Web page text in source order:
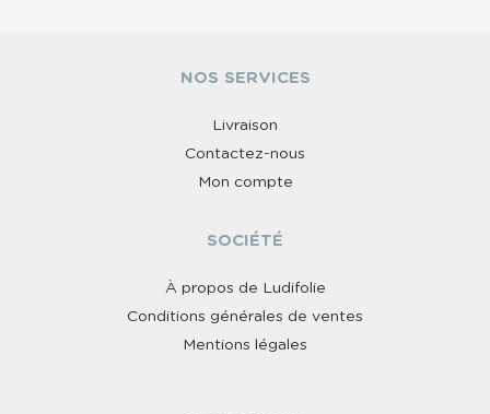
NOS SERVICES
Livraison
Contactez-nous
Mon compte
SOCIÉTÉ
À propos de Ludifolie
Conditions générales de ventes
Mentions légales